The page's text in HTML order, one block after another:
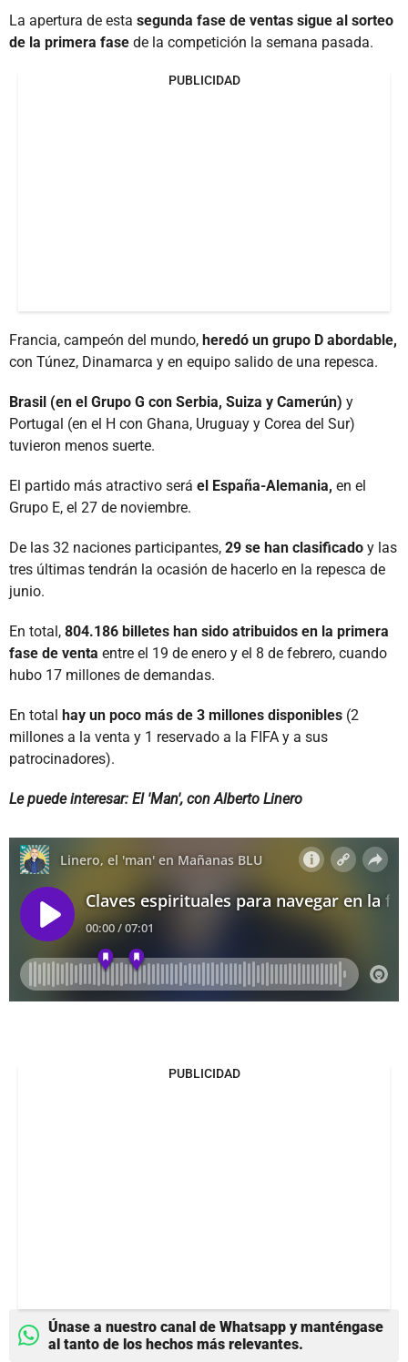
La apertura de esta segunda fase de ventas sigue al sorteo
de la primera fase de la competición la semana pasada.
PUBLICIDAD
Francia, campeón del mundo, heredó un grupo D abordable,
con Túnez, Dinamarca y en equipo salido de una repesca.
Brasil (en el Grupo G con Serbia, Suiza y Camerún) y
Portugal (en el H con Ghana, Uruguay y Corea del Sur)
tuvieron menos suerte.
El partido más atractivo será el España-Alemania, en el
Grupo E, el 27 de noviembre.
De las 32 naciones participantes, 29 se han clasificado y las
tres últimas tendrán la ocasión de hacerlo en la repesca de
junio.
En total, 804.186 billetes han sido atribuidos en la primera
fase de venta entre el 19 de enero y el 8 de febrero, cuando
hubo 17 millones de demandas.
En total hay un poco más de 3 millones disponibles (2
millones a la venta y 1 reservado a la FIFA y a sus
patrocinadores).
Le puede interesar: El 'Man', con Alberto Linero
PUBLICIDAD
Únase a nuestro canal de Whatsapp y manténgase
al tanto de los hechos más relevantes.